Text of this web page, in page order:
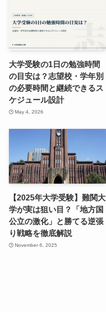
大学受験の1日の勉強時間
の目安は？志望校・学年別
の必要時間と継続できるス
ケジュール設計
May 4, 2026
【2025年大学受験】難関大
学が実は狙い目？「地方国
公立の激化」と勝てる逆張
り戦略を徹底解説
November 6, 2025